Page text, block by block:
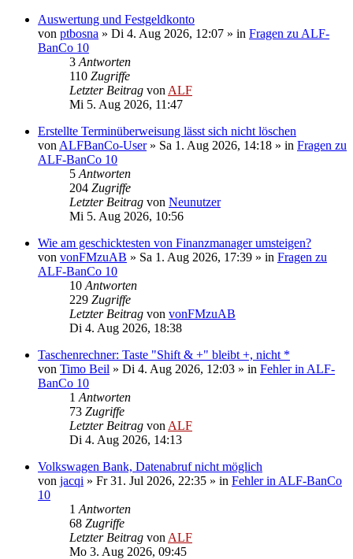
Auswertung und Festgeldkonto
von ptbosna » Di 4. Aug 2026, 12:07 » in Fragen zu ALF-
BanCo 10
3 Antworten
110 Zugriffe
Letzter Beitrag von ALF
Mi 5. Aug 2026, 11:47
Erstellte Terminüberweisung lässt sich nicht löschen
von ALFBanCo-User» Sa 1. Aug 2026, 14:18 » in Fragen zu
ALF-BanCo 10
5 Antworten
204 Zugriffe
Letzter Beitrag von Neunutzer
Mi 5. Aug 2026, 10:56
Wie am geschicktesten von Finanzmanager umsteigen?
von vonFMzuAB » Sa 1. Aug 2026, 17:39 » in Fragen zu
ALF-BanCo 10
10 Antworten
229 Zugriffe
Letzter Beitrag von vonFMzuAB
Di 4. Aug 2026, 18:38
Taschenrechner: Taste "Shift & +" bleibt +, nicht *
von Timo Beil » Di 4. Aug 2026, 12:03 » in Fehler in ALF-
BanCo 10
1 Antworten
73 Zugriffe
Letzter Beitrag von ALF
Di 4. Aug 2026, 14:13
Volkswagen Bank, Datenabruf nicht möglich
von jacqi » Fr 31. Jul 2026, 22:35 » in Fehler in ALF-BanCo
10
1 Antworten
68 Zugriffe
Letzter Beitrag von ALF
Mo 3. Aug 2026, 09:45